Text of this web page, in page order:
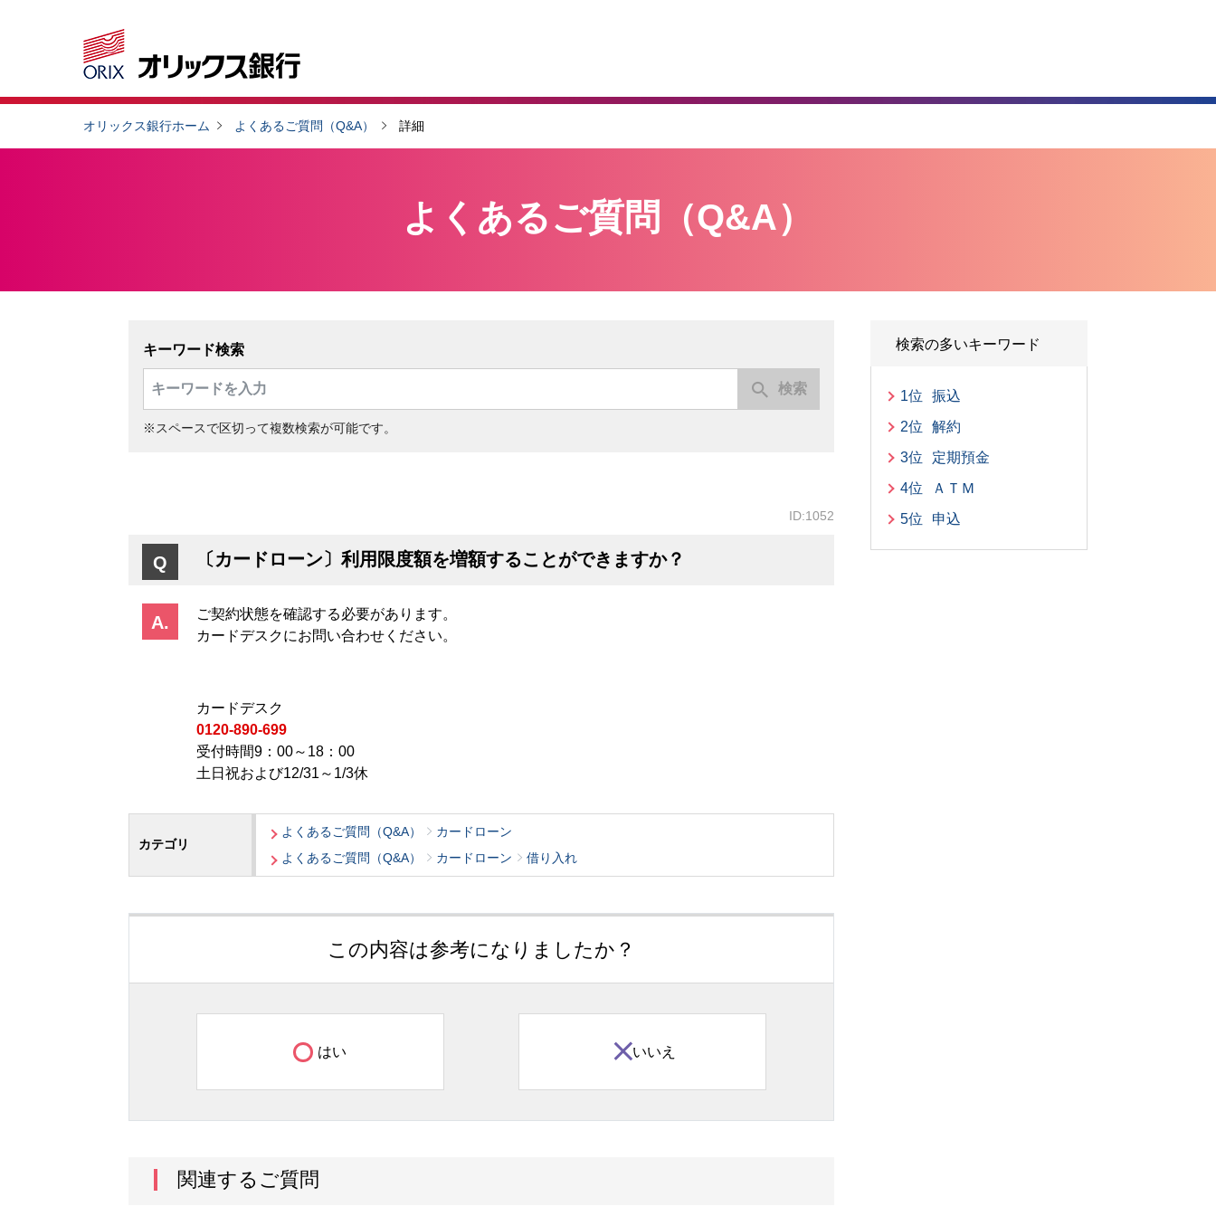
オリックス銀行ホーム よくあるご質問（Q&A） 詳細
よくあるご質問（Q&A）
検索の多いキーワード
1位
振込
2位
解約
3位
定期預金
4位
ＡＴＭ
5位
申込
キーワード検索
※スペースで区切って複数検索が可能です。
ID:1052
〔カードローン〕利用限度額を増額することができますか？
ご契約状態を確認する必要があります。
カードデスクにお問い合わせください。
カードデスク
0120-890-699
受付時間9：00～18：00
土日祝および12/31～1/3休
カテゴリ
よくあるご質問（Q&A）
カードローン
よくあるご質問（Q&A）
カードローン 借り入れ
この内容は参考になりましたか？
はい いいえ
関連するご質問